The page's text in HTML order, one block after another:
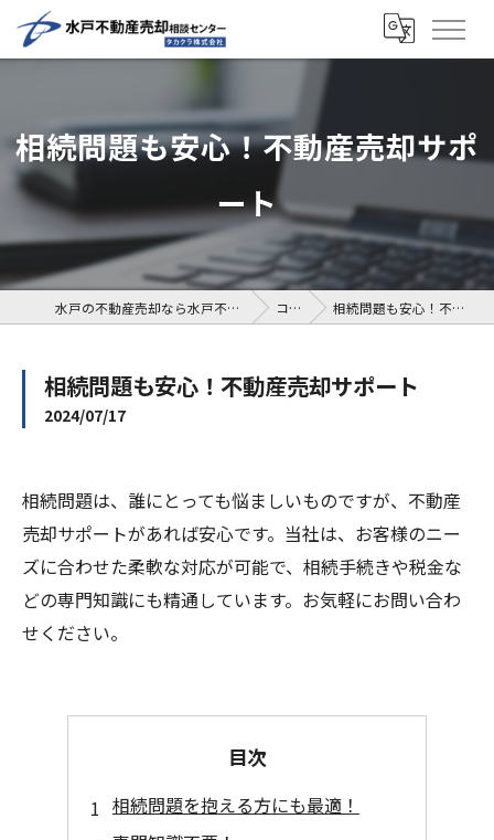
相続問題も安心！不動産売却サポ
ート
水戸の不動産売却なら水戸不動産売却相談センター コラム 相続問題も安心！不動産売却サポート
相続問題も安心！不動産売却サポート
2024/07/17
相続問題は、誰にとっても悩ましいものですが、不動産
売却サポートがあれば安心です。当社は、お客様のニー
ズに合わせた柔軟な対応が可能で、相続手続きや税金な
どの専門知識にも精通しています。お気軽にお問い合わ
せください。
目次
相続問題を抱える方にも最適！